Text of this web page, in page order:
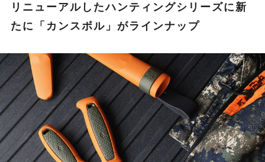
リニューアルしたハンティングシリーズに新
たに「カンスボル」がラインナップ